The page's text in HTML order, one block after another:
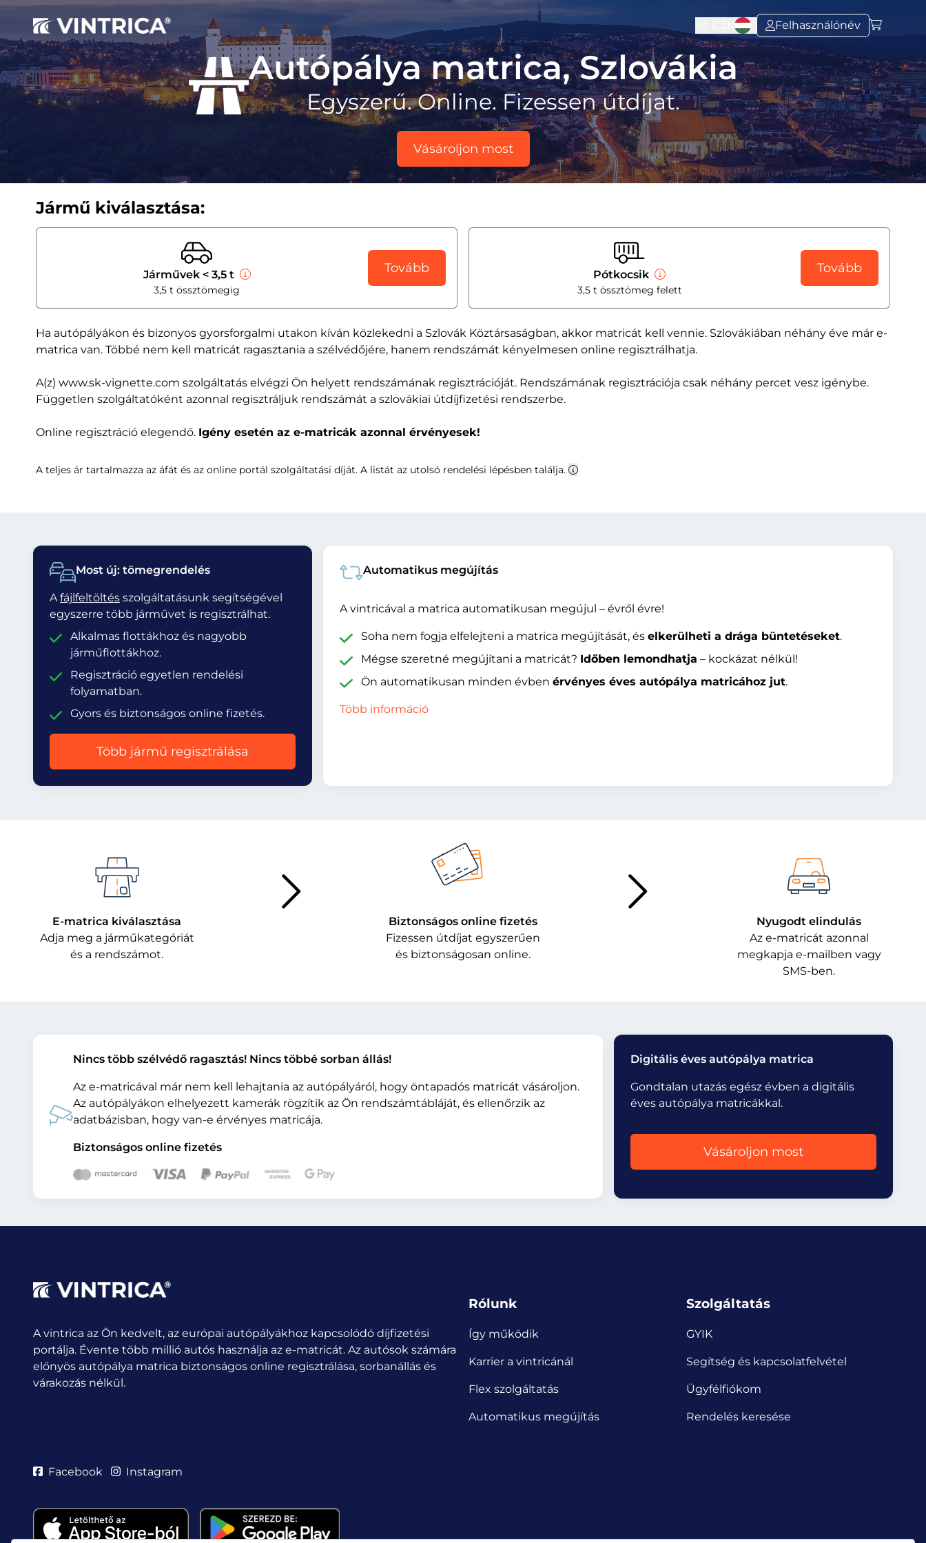
Felhasználónév
Autópálya matrica, Szlovákia
Egyszerű. Online. Fizessen útdíjat.
Vásároljon most
Ha autópályákon és bizonyos gyorsforgalmi utakon kíván közlekedni a Szlovák Köztársaságban, akkor matricát kell vennie. Szlovákiában néhány éve már e-
matrica van. Többé nem kell matricát ragasztania a szélvédőjére, hanem rendszámát kényelmesen online regisztrálhatja.
A(z) www.sk-vignette.com szolgáltatás elvégzi Ön helyett rendszámának regisztrációját. Rendszámának regisztrációja csak néhány percet vesz igénybe.
Független szolgáltatóként azonnal regisztráljuk rendszámát a szlovákiai útdíjfizetési rendszerbe.
Online regisztráció elegendő. Igény esetén az e-matricák azonnal érvényesek!
A teljes ár tartalmazza az áfát és az online portál szolgáltatási díját. A listát az utolsó rendelési lépésben találja.
Jármű kiválasztása:
Járművek < 3,5 t
3,5 t össztömegig
Tovább Pótkocsik
3,5 t össztömeg felett
Tovább
Most új: tömegrendelés
Afájlfeltöltés szolgáltatásunk segítségével
egyszerre több járművet is regisztrálhat.
Alkalmas flottákhoz és nagyobb
járműflottákhoz.
Regisztráció egyetlen rendelési
folyamatban.
Gyors és biztonságos online fizetés.
Több jármű regisztrálása
Automatikus megújítás
A vintricával a matrica automatikusan megújul – évről évre!
Soha nem fogja elfelejteni a matrica megújítását, és elkerülheti a drága büntetéseket.
Mégse szeretné megújítani a matricát? Időben lemondhatja – kockázat nélkül!
Ön automatikusan minden évben érvényes éves autópálya matricához jut.
Több információ
E-matrica kiválasztása
Adja meg a járműkategóriát
és a rendszámot.
Biztonságos online fizetés
Fizessen útdíjat egyszerűen
és biztonságosan online.
Nyugodt elindulás
Az e-matricát azonnal
megkapja e-mailben vagy
SMS-ben.
Nincs több szélvédő ragasztás! Nincs többé sorban állás!
Az e-matricával már nem kell lehajtania az autópályáról, hogy öntapadós matricát vásároljon.
Az autópályákon elhelyezett kamerák rögzítik az Ön rendszámtábláját, és ellenőrzik az
adatbázisban, hogy van-e érvényes matricája.
Biztonságos online fizetés
Digitális éves autópálya matrica
Gondtalan utazás egész évben a digitális
éves autópálya matricákkal.
Vásároljon most
A vintrica az Ön kedvelt, az európai autópályákhoz kapcsolódó díjfizetési
portálja. Évente több millió autós használja az e-matricát. Az autósok számára
előnyös autópálya matrica biztonságos online regisztrálása, sorbanállás és
várakozás nélkül.
Rólunk
Így működik
Karrier a vintricánál
Flex szolgáltatás
Automatikus megújítás
Szolgáltatás
GYIK
Segítség és kapcsolatfelvétel
Ügyfélfiókom
Rendelés keresése
Facebook Instagram